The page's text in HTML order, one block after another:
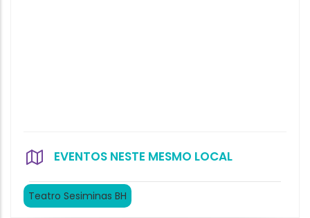
EVENTOS NESTE MESMO LOCAL
Teatro Sesiminas BH